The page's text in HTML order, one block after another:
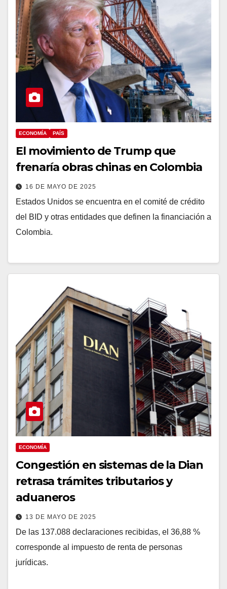
ECONOMÍA PAÍS
El movimiento de Trump que
frenaría obras chinas en Colombia
16 DE MAYO DE 2025
Estados Unidos se encuentra en el comité de crédito
del BID y otras entidades que definen la financiación a
Colombia.
ECONOMÍA
Congestión en sistemas de la Dian
retrasa trámites tributarios y
aduaneros
13 DE MAYO DE 2025
De las 137.088 declaraciones recibidas, el 36,88 %
corresponde al impuesto de renta de personas
jurídicas.